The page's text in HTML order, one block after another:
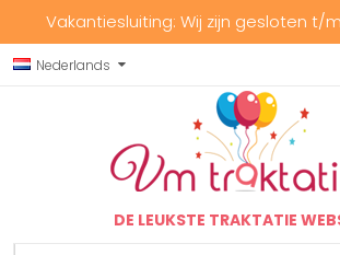
Vakantiesluiting: Wij zijn gesloten t/
Nederlands
DE LEUKSTE TRAKTATIE